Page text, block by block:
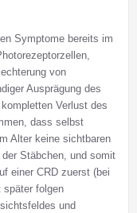
Symptome bereits im
von
Ausprägung des
Verlust des
dass selbst
Alter keine sichtbaren
Stäbchen, und somit
einer CRD zuerst (bei
später folgen
und